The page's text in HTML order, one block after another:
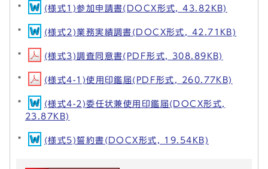
(様式1)参加申請書(DOCX形式, 43.82KB)
(様式2)業務実績調書(DOCX形式, 42.71KB)
(様式3)調査同意書(PDF形式, 308.89KB)
(様式4-1)使用印鑑届(PDF形式, 260.77KB)
(様式4-2)委任状兼使用印鑑届(DOCX形式,
23.87KB)
(様式5)誓約書(DOCX形式, 19.54KB)